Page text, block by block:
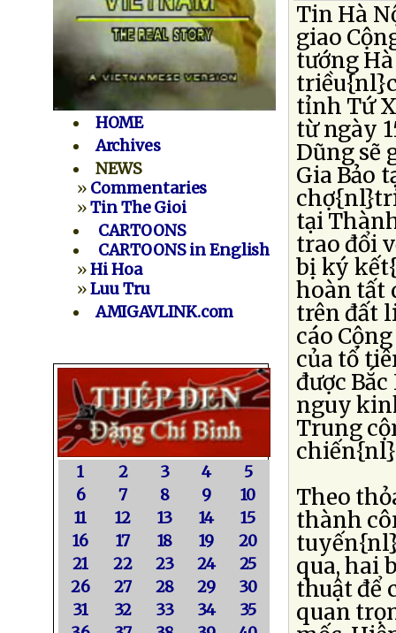
HOME
Archives
NEWS
» Commentaries
»Tin The Gioi
CARTOONS
CARTOONS in English
»Hi Hoa
»Luu Tru
AMIGAVLINK.com
1 2 3 4
5
6
7 8 9
10
11
12 13 14
15
16
17 18 19
20
21
22 23 24
25
26
27 28 29
30
31
32 33 34
35
Tin Hà
giao
tướng
tỉnh Tứ
từ ngày
Dũng sẽ
Gia Bảo
tại
trao đổi
bị ký
hoàn tất
trên đất
cáo
của tổ
được
nguy
Trung
Theo
thành
qua, hai
thuật để
quan